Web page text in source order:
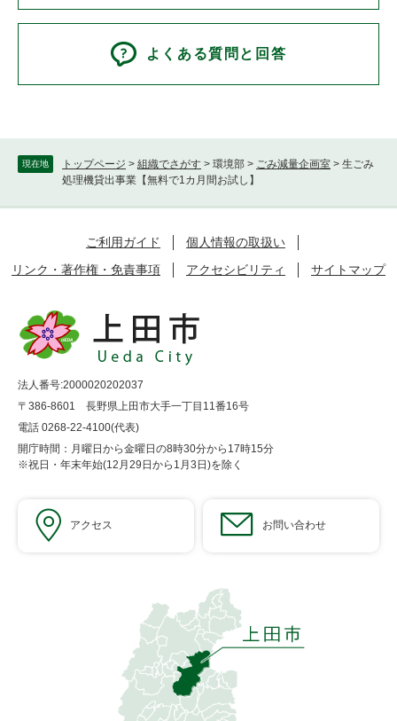
現在地 トップページ > 組織でさがす > 環境部 > ごみ減量企画室 > 生ごみ
処理機貸出事業【無料で1カ月間お試し】
よくある質問と回答
ご利用ガイド
個人情報の取扱い
リンク・著作権・免責事項
アクセシビリティ サイトマップ
法人番号:2000020202037
〒386-8601 長野県上田市大手一丁目11番16号
電話 0268-22-4100(代表)
開庁時間：月曜日から金曜日の8時30分から17時15分
※祝日・年末年始(12月29日から1月3日)を除く
アクセス お問い合わせ